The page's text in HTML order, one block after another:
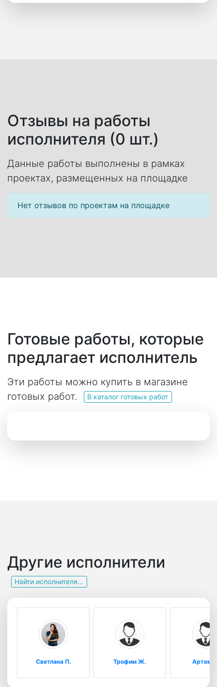
Отзывы на работы
исполнителя (0 шт.)
Данные работы выполнены в рамках
проектах, размещенных на площадке
Нет отзывов по проектам на площадке
Готовые работы, которые
предлагает исполнитель
Эти работы можно купить в магазине
готовых работ.
В каталог готовых работ
Другие исполнители
Найти исполнителя...
Светлана П. Трофим Ж. Артем